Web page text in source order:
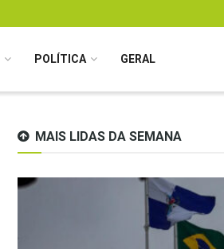
POLÍTICA GERAL
MAIS LIDAS DA SEMANA